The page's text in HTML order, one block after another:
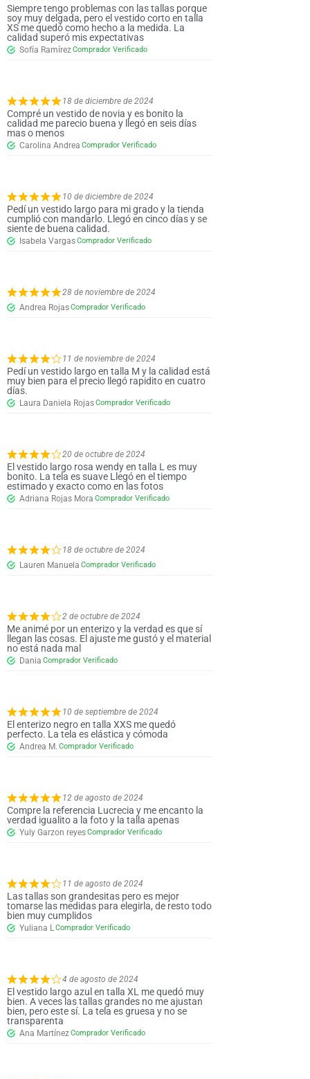
Siempre tengo problemas con las tallas porque
soy muy delgada, pero el vestido corto en talla
XS me quedó como hecho a la medida. La
calidad superó mis expectativas
Sofía Ramírez
18 de diciembre de 2024
Compré un vestido de novia y es bonito la
calidad me parecio buena y llegó en seis días
mas o menos
Carolina Andrea
10 de diciembre de 2024
Pedí un vestido largo para mi grado y la tienda
cumplió con mandarlo. Llegó en cinco días y se
siente de buena calidad.
Isabela Vargas
28 de noviembre de 2024
Andrea Rojas
11 de noviembre de 2024
Pedí un vestido largo en talla M y la calidad está
muy bien para el precio llegó rapidito en cuatro
días.
Laura Daniela Rojas
20 de octubre de 2024
El vestido largo rosa wendy en talla L es muy
bonito. La tela es suave Llegó en el tiempo
estimado y exacto como en las fotos
Adriana Rojas Mora
18 de octubre de 2024
Lauren Manuela
2 de octubre de 2024
Me animé por un enterizo y la verdad es que sí
llegan las cosas. El ajuste me gustó y el material
no está nada mal
Dania
10 de septiembre de 2024
El enterizo negro en talla XXS me quedó
perfecto. La tela es elástica y cómoda
Andrea M.
12 de agosto de 2024
Compre la referencia Lucrecia y me encanto la
verdad igualito a la foto y la talla apenas
Yuly Garzon reyes
11 de agosto de 2024
Las tallas son grandesitas pero es mejor
tomarse las medidas para elegirla, de resto todo
bien muy cumplidos
Yuliana L
4 de agosto de 2024
El vestido largo azul en talla XL me quedó muy
bien. A veces las tallas grandes no me ajustan
bien, pero este sí. La tela es gruesa y no se
transparenta
Ana Martínez